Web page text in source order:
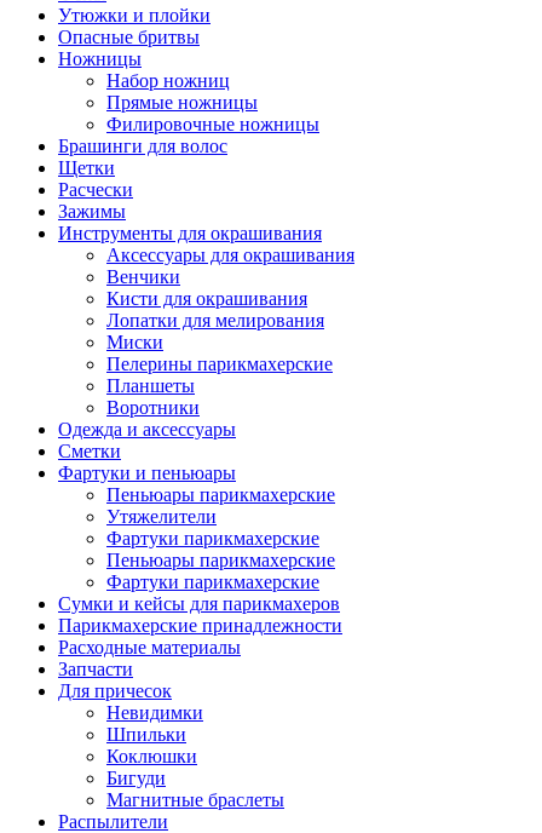
Утюжки и плойки
Опасные бритвы
Ножницы
Набор ножниц
Прямые ножницы
Филировочные ножницы
Брашинги для волос
Щетки
Расчески
Зажимы
Инструменты для окрашивания
Аксессуары для окрашивания
Венчики
Кисти для окрашивания
Лопатки для мелирования
Миски
Пелерины парикмахерские
Планшеты
Воротники
Одежда и аксессуары
Сметки
Фартуки и пеньюары
Пеньюары парикмахерские
Утяжелители
Фартуки парикмахерские
Пеньюары парикмахерские
Фартуки парикмахерские
Сумки и кейсы для парикмахеров
Парикмахерские принадлежности
Расходные материалы
Запчасти
Для причесок
Невидимки
Шпильки
Коклюшки
Бигуди
Магнитные браслеты
Распылители